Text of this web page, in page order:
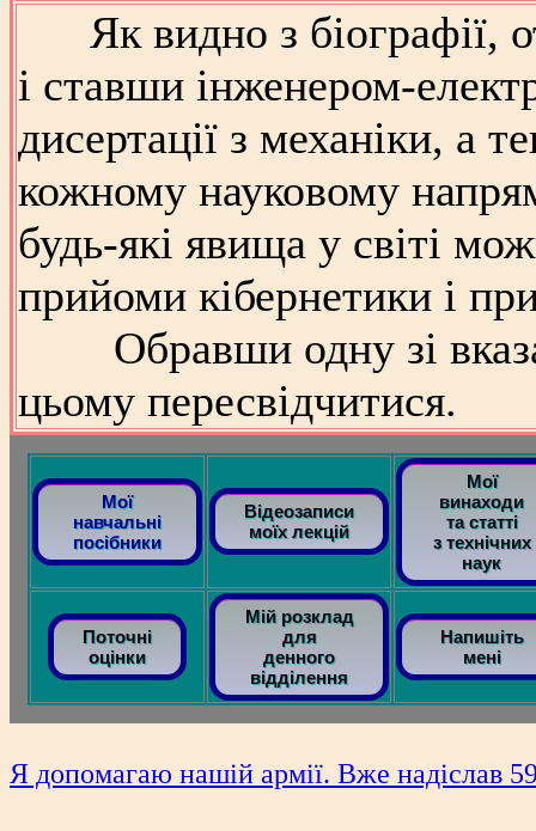
Як видно з біографії,
і ставши інженером-
дисертації з механіки, а
кожному науковому
будь-які явища у світі
прийоми кібернетики і
Обравши одну зі
цьому пересвідчитися.
Мої
навчальні
посібники
Відеозаписи
моїх лекцій
Мої
винаходи
та статті
з технічних
наук
Поточні
оцінки
Мій розклад
для
денного
відділення
Напишіть
мені
Я допомагаю нашій армії. Вже надіслав